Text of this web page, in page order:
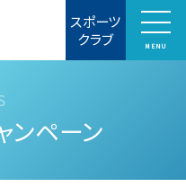
スポーツ
クラブ MENU
ンペーン